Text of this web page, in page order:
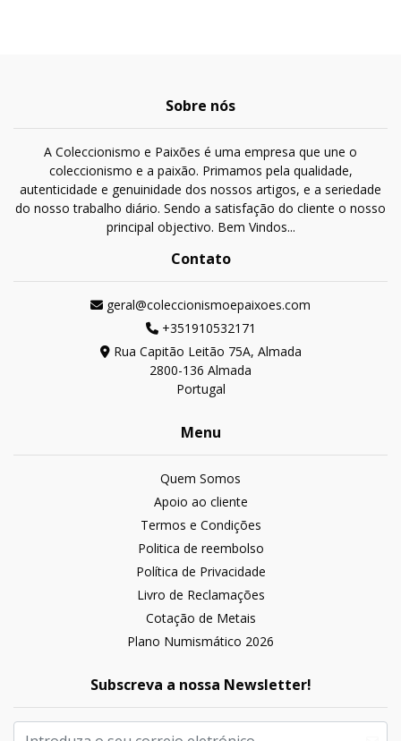
Sobre nós
A Coleccionismo e Paixões é uma empresa que une o
coleccionismo e a paixão. Primamos pela qualidade,
autenticidade e genuinidade dos nossos artigos, e a seriedade
do nosso trabalho diário. Sendo a satisfação do cliente o nosso
principal objectivo. Bem Vindos...
Contato
geral@coleccionismoepaixoes.com
+351910532171
Rua Capitão Leitão 75A, Almada
2800-136 Almada
Portugal
Menu
Quem Somos
Apoio ao cliente
Termos e Condições
Politica de reembolso
Política de Privacidade
Livro de Reclamações
Cotação de Metais
Plano Numismático 2026
Subscreva a nossa Newsletter!